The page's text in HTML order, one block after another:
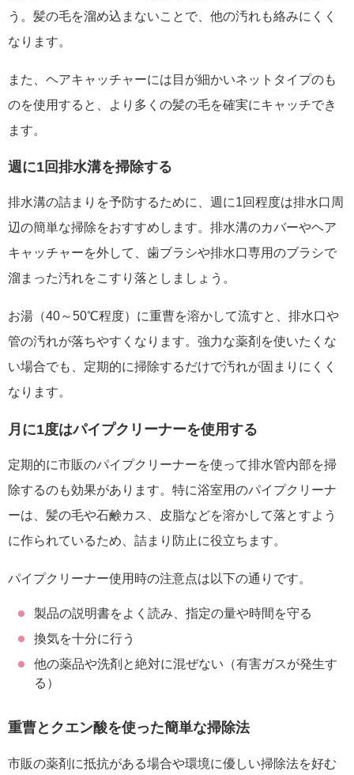
う。髪の毛を溜め込まないことで、他の汚れも絡みにくく
なります。
また、ヘアキャッチャーには目が細かいネットタイプのも
のを使用すると、より多くの髪の毛を確実にキャッチでき
ます。
週に1回排水溝を掃除する
排水溝の詰まりを予防するために、週に1回程度は排水口周
辺の簡単な掃除をおすすめします。排水溝のカバーやヘア
キャッチャーを外して、歯ブラシや排水口専用のブラシで
溜まった汚れをこすり落としましょう。
お湯（40～50℃程度）に重曹を溶かして流すと、排水口や
管の汚れが落ちやすくなります。強力な薬剤を使いたくな
い場合でも、定期的に掃除するだけで汚れが固まりにくく
なります。
月に1度はパイプクリーナーを使用する
定期的に市販のパイプクリーナーを使って排水管内部を掃
除するのも効果があります。特に浴室用のパイプクリーナ
ーは、髪の毛や石鹸カス、皮脂などを溶かして落とすよう
に作られているため、詰まり防止に役立ちます。
パイプクリーナー使用時の注意点は以下の通りです。
製品の説明書をよく読み、指定の量や時間を守る
換気を十分に行う
他の薬品や洗剤と絶対に混ぜない（有害ガスが発生す
る）
重曹とクエン酸を使った簡単な掃除法
市販の薬剤に抵抗がある場合や環境に優しい掃除法を好む